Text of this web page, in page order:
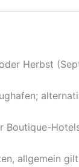
Herbst
Boutique-
allgemein